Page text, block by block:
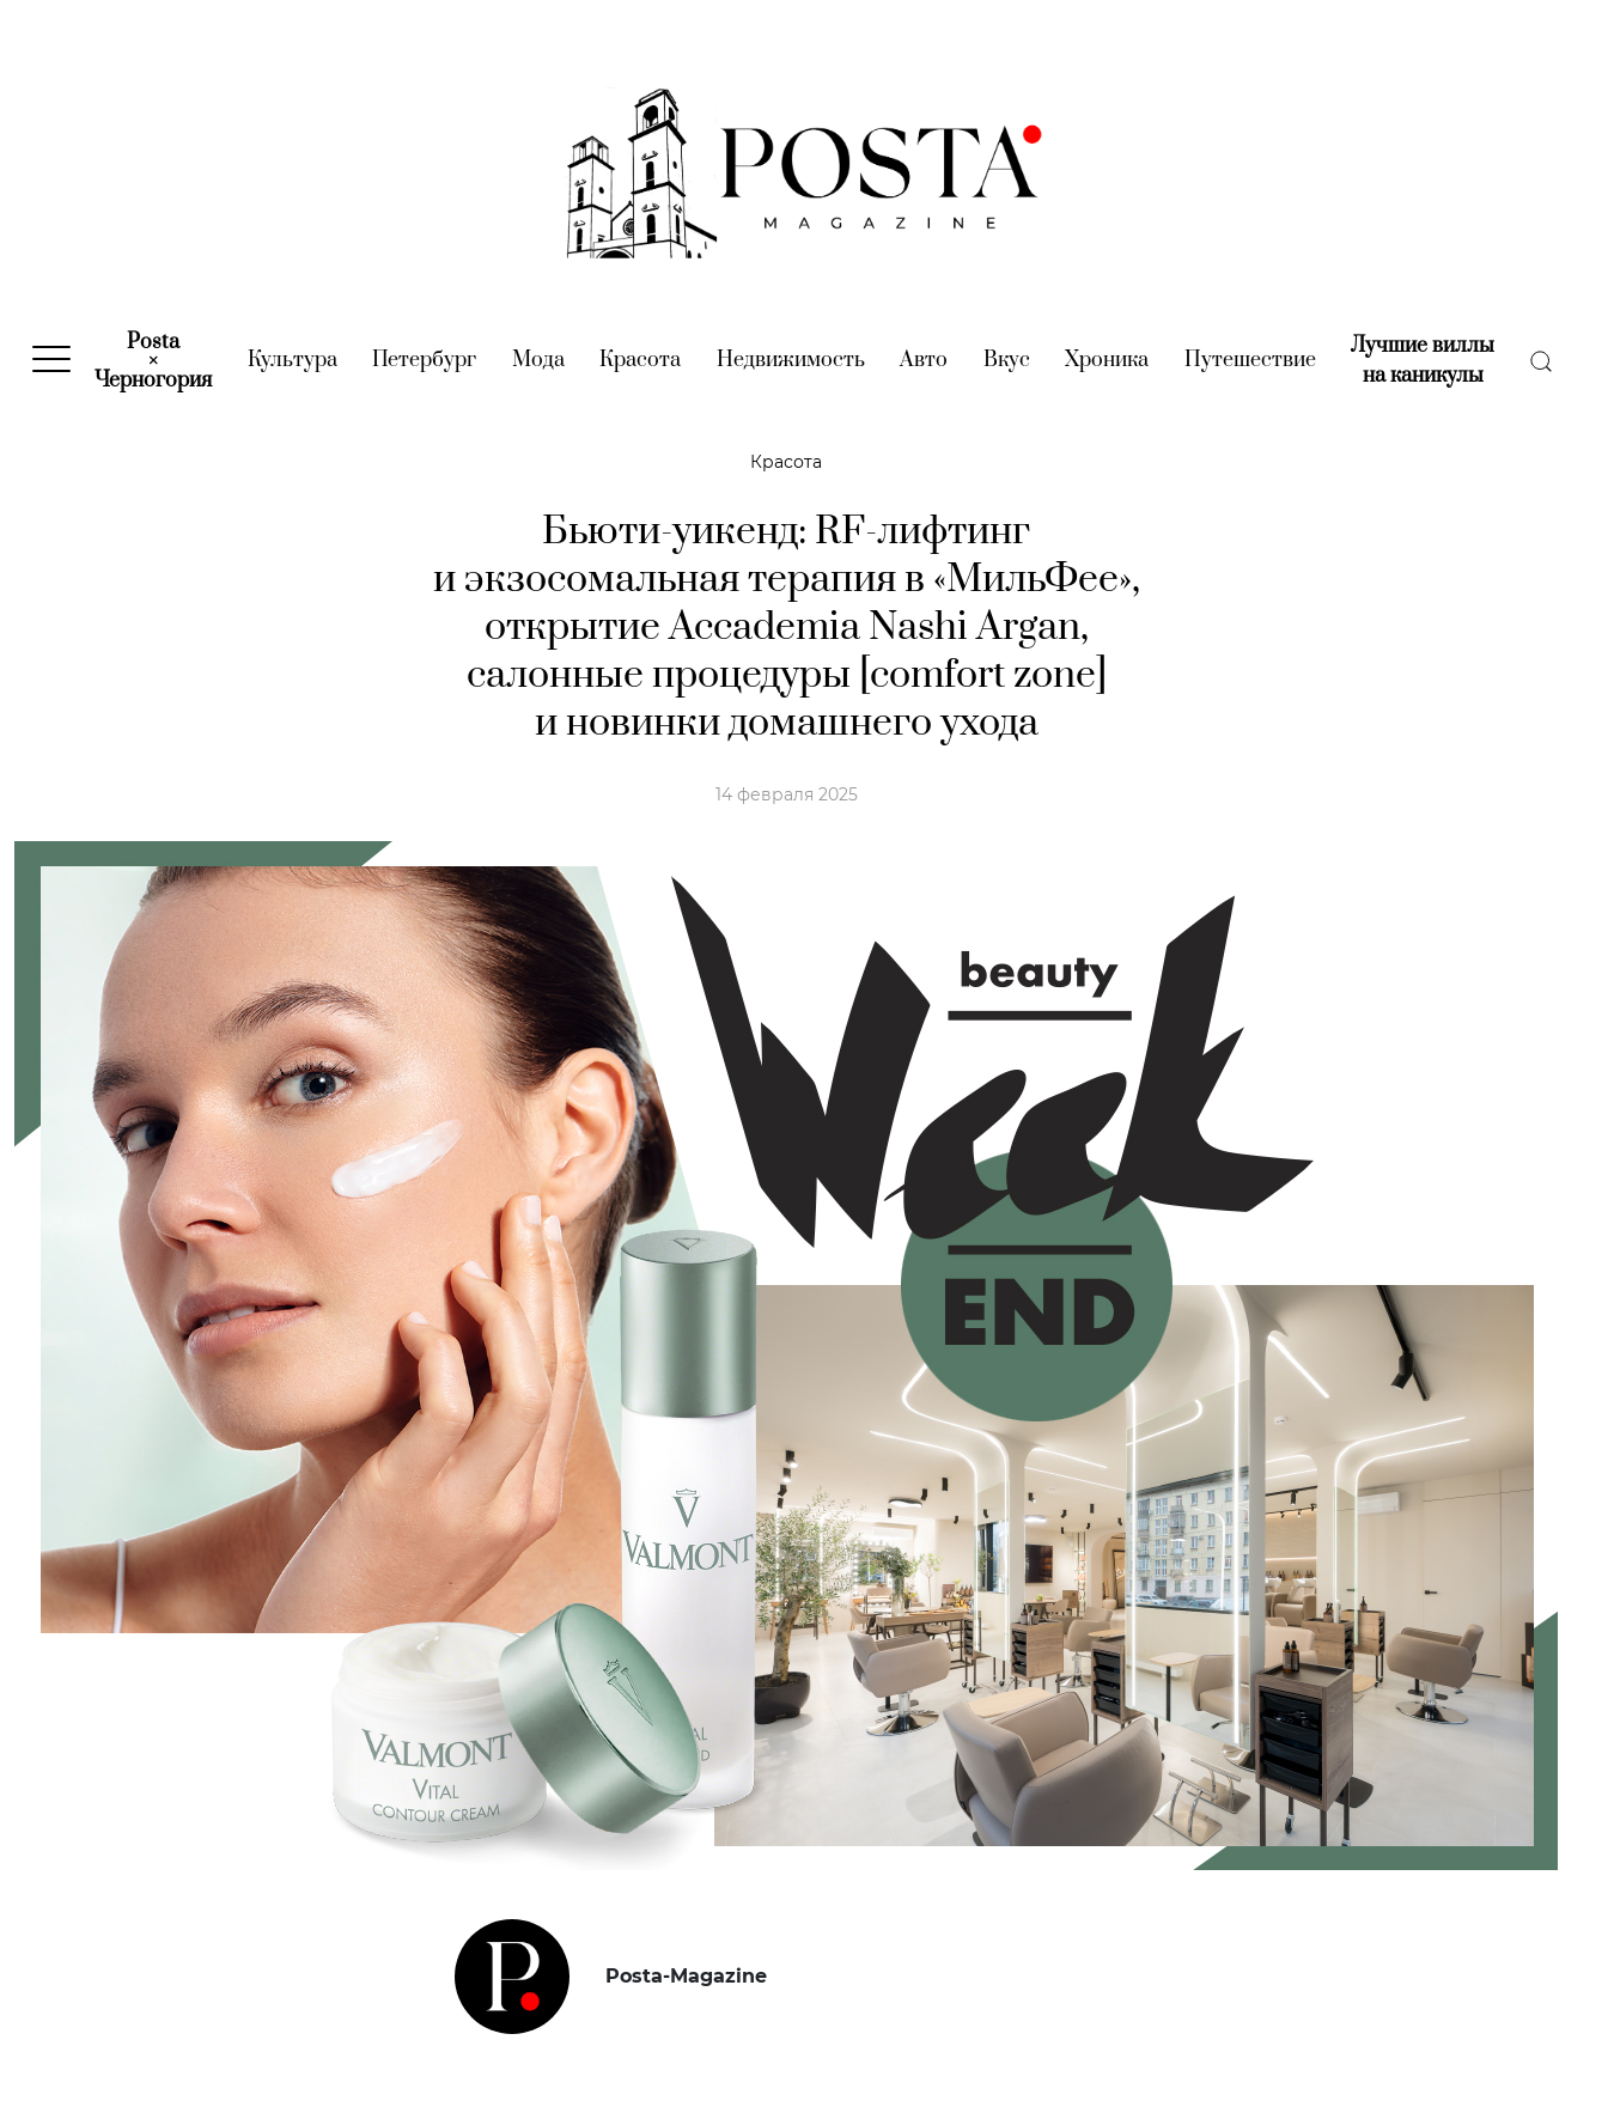
Posta
×
Черногория(current)
Культура(current)
Петербург (current)
Мода(current)
Красота (current)
Недвижимость(current)
Авто (current)
Вкус (current)
Хроника (current)
Путешествие(current)
Лучшие виллы
на каникулы(current)
Красота
Бьюти-уикенд: RF-лифтинг
и экзосомальная терапия в «МильФее»,
открытие Accademia Nashi Argan,
салонные процедуры [comfort zone]
и новинки домашнего ухода
14 февраля 2025
Posta-Magazine